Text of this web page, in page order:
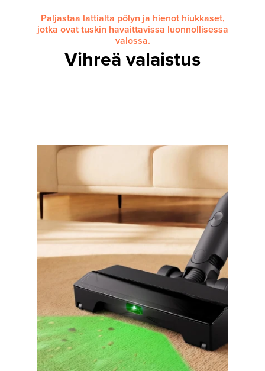
Paljastaa lattialta pölyn ja hienot hiukkaset,
jotka ovat tuskin havaittavissa luonnollisessa
valossa.
Vihreä valaistus